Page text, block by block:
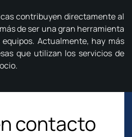
contribuyen directamente al
de ser una gran herramienta
Actualmente, hay más
que utilizan los servicios de
contacto